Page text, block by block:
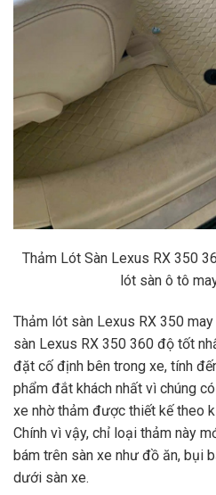
Thảm Lót Sàn Lexus RX 350
lót sàn ô tô
Thảm lót sàn Lexus RX 350
sàn Lexus RX 350 360 độ tốt
đặt cố định bên trong xe, tính
phẩm đắt khách nhất vì chúng
xe nhờ thảm được thiết kế theo
Chính vì vậy, chỉ loại thảm này
bám trên sàn xe như đồ ăn, bụi
dưới sàn xe.